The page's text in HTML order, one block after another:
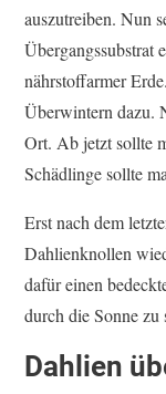
auszutreiben. Nun
Übergangssubstrat
nährstoffarmer
Überwintern dazu.
Ort. Ab jetzt sollte
Schädlinge sollte
Erst nach dem
Dahlienknollen
dafür einen
durch die Sonne zu
Dahlien